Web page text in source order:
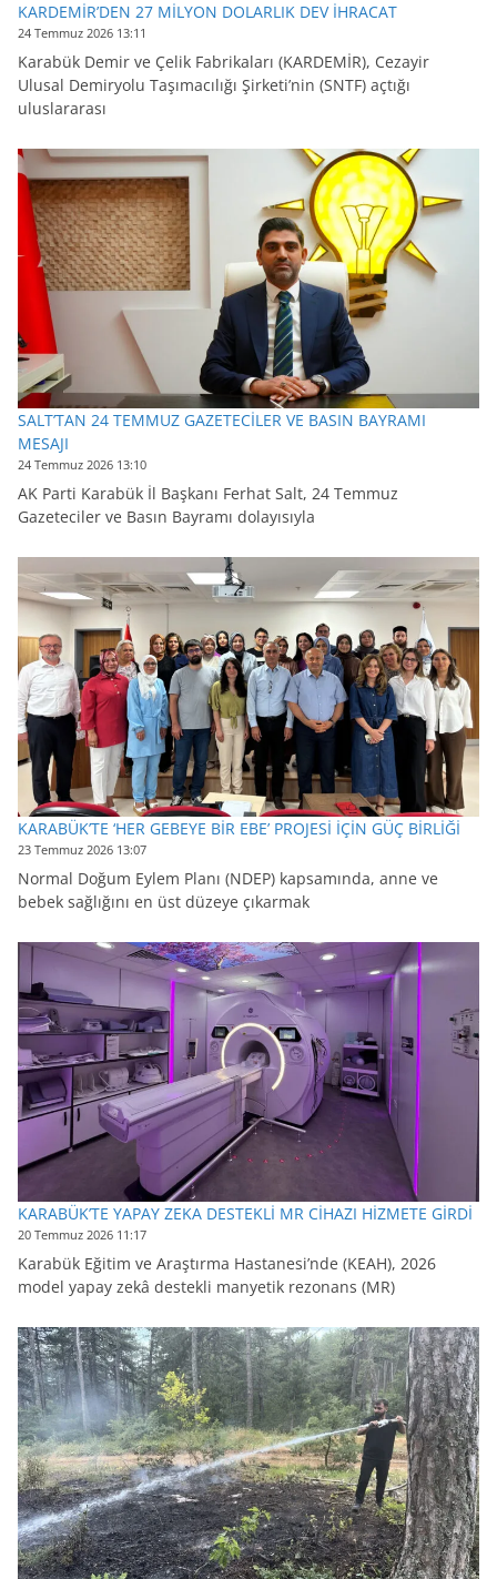
KARDEMİR’DEN 27 MİLYON DOLARLIK DEV İHRACAT
24 Temmuz 2026 13:11
Karabük Demir ve Çelik Fabrikaları (KARDEMİR), Cezayir
Ulusal Demiryolu Taşımacılığı Şirketi’nin (SNTF) açtığı
uluslararası
SALT’TAN 24 TEMMUZ GAZETECİLER VE BASIN BAYRAMI
MESAJI
24 Temmuz 2026 13:10
AK Parti Karabük İl Başkanı Ferhat Salt, 24 Temmuz
Gazeteciler ve Basın Bayramı dolayısıyla
KARABÜK’TE ‘HER GEBEYE BİR EBE’ PROJESİ İÇİN GÜÇ BİRLİĞİ
23 Temmuz 2026 13:07
Normal Doğum Eylem Planı (NDEP) kapsamında, anne ve
bebek sağlığını en üst düzeye çıkarmak
KARABÜK’TE YAPAY ZEKA DESTEKLİ MR CİHAZI HİZMETE GİRDİ
20 Temmuz 2026 11:17
Karabük Eğitim ve Araştırma Hastanesi’nde (KEAH), 2026
model yapay zekâ destekli manyetik rezonans (MR)